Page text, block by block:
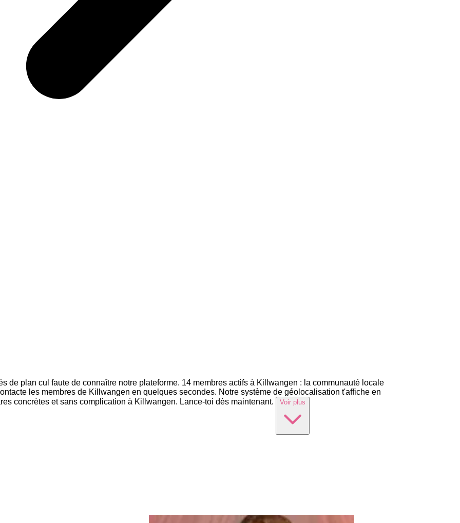
de plan cul faute de connaître notre plateforme. 14 membres actifs à Killwangen : la communauté locale
les membres de Killwangen en quelques secondes. Notre système de géolocalisation t'affiche en
concrètes et sans complication à Killwangen. Lance-toi dès maintenant.
Voir plus